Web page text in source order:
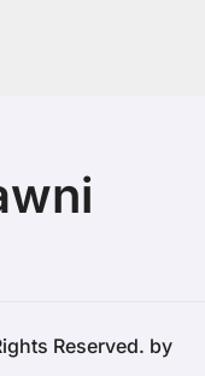
Reserved. by